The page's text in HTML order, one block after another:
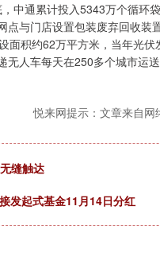
中通累计投入5343万个循环
与门店设置包装废弃回收装
积约62万平方米，当年光伏
人车每天在250多个城市运
悦来网提示：文章来自网
缝触达
发起式基金11月14日分红